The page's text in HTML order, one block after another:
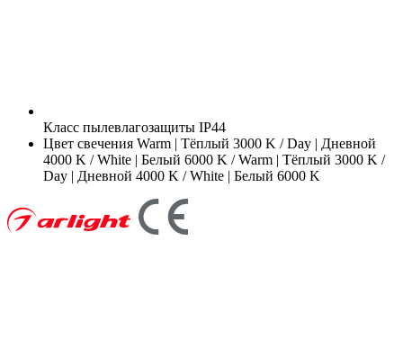
Класс пылевлагозащиты IP44
Цвет свечения Warm | Тёплый 3000 K / Day | Дневной
4000 K / White | Белый 6000 K / Warm | Тёплый 3000 K /
Day | Дневной 4000 K / White | Белый 6000 K